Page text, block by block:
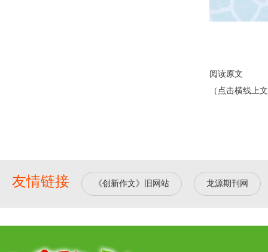
阅读原文
（点击横线上
友情链接 《创新作文》旧网站 龙源期刊网